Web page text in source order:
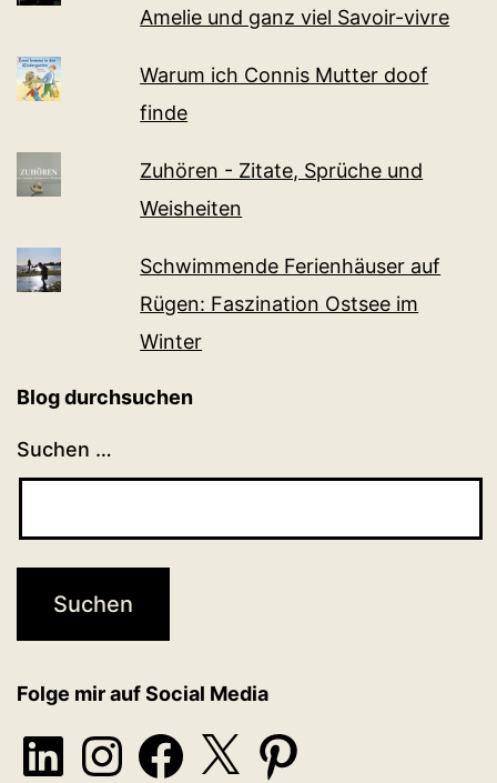
Amelie und ganz viel Sa­voir-vi­v­re
Warum ich Connis Mutter doof
finde
Zuhören - Zitate, Sprüche und
Weisheiten
Schwimmende Ferienhäuser auf
Rügen: Faszination Ostsee im
Winter
Blog durchsuchen
Suchen …
Folge mir auf Social Media
LinkedInInstagramFacebook
X Pinterest